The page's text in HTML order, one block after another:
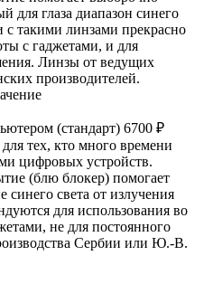
для глаза диапазон синего
с такими линзами прекрасно
с гаджетами, и для
Линзы от ведущих
производителей.
(стандарт) 6700 ₽
тех, кто много времени
цифровых устройств.
(блю блокер) помогает
синего света от излучения
для использования во
не для постоянного
Сербии или Ю.-В.